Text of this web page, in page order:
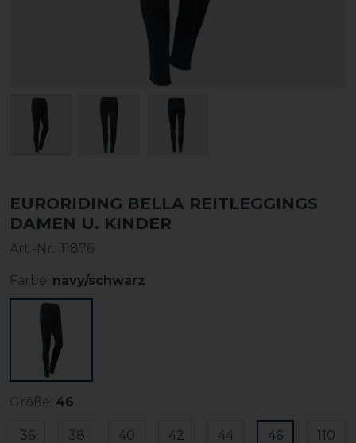
EURORIDING BELLA REITLEGGINGS
DAMEN U. KINDER
Art.-Nr.: 11876
Farbe: navy/schwarz
Größe: 46
36 38 40 42 44 46 110